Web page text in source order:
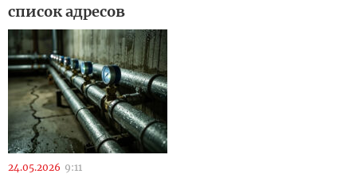
список адресов
24.05.2026 9:11